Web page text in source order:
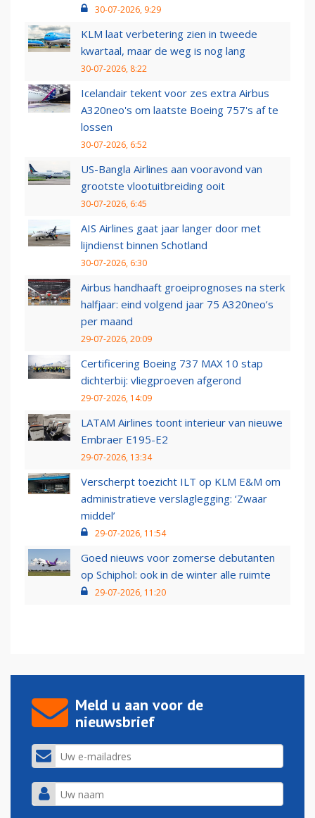
30-07-2026, 9:29
KLM laat verbetering zien in tweede
kwartaal, maar de weg is nog lang
30-07-2026, 8:22
Icelandair tekent voor zes extra Airbus
A320neo's om laatste Boeing 757's af te
lossen
30-07-2026, 6:52
US-Bangla Airlines aan vooravond van
grootste vlootuitbreiding ooit
30-07-2026, 6:45
AIS Airlines gaat jaar langer door met
lijndienst binnen Schotland
30-07-2026, 6:30
Airbus handhaaft groeiprognoses na sterk
halfjaar: eind volgend jaar 75 A320neo’s
per maand
29-07-2026, 20:09
Certificering Boeing 737 MAX 10 stap
dichterbij: vliegproeven afgerond
29-07-2026, 14:09
LATAM Airlines toont interieur van nieuwe
Embraer E195-E2
29-07-2026, 13:34
Verscherpt toezicht ILT op KLM E&M om
administratieve verslaglegging: ‘Zwaar
middel’
29-07-2026, 11:54
Goed nieuws voor zomerse debutanten
op Schiphol: ook in de winter alle ruimte
29-07-2026, 11:20
Meld u aan voor de
nieuwsbrief